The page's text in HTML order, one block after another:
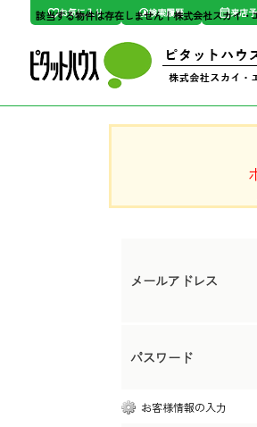
該当する物件は存在しません｜株式会社スカイ・
お気に入り 検索履歴 来店
メールアドレス
パスワード
お客様情報の入力